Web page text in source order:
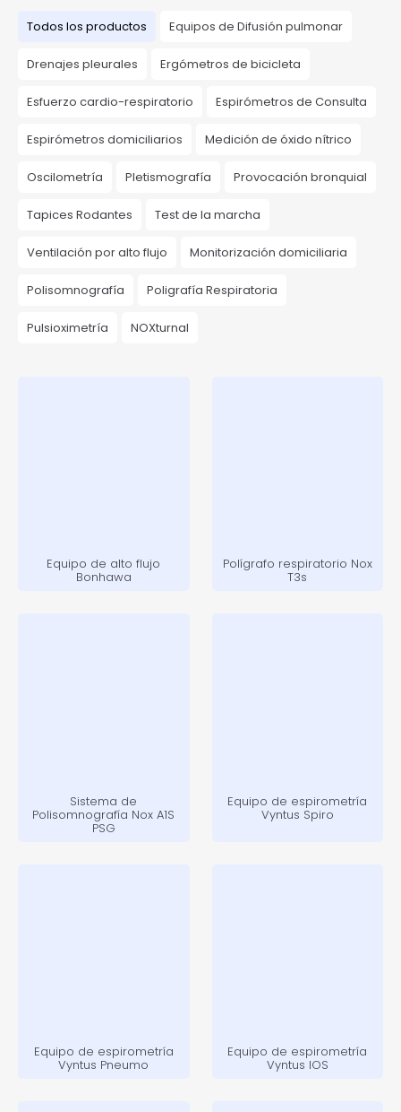
Todos los productos Equipos de Difusión pulmonar
Drenajes pleurales Ergómetros de bicicleta
Esfuerzo cardio-respiratorio Espirómetros de Consulta
Espirómetros domiciliarios Medición de óxido nítrico
Oscilometría Pletismografía Provocación bronquial
Tapices Rodantes Test de la marcha
Ventilación por alto flujo Monitorización domiciliaria
Polisomnografía Poligrafía Respiratoria
Pulsioximetría NOXturnal
Equipo de alto flujo
Bonhawa
Polígrafo respiratorio Nox
T3s
Sistema de
Polisomnografía Nox A1S
PSG
Equipo de espirometría
Vyntus Spiro
Equipo de espirometría
Vyntus Pneumo
Equipo de espirometría
Vyntus IOS